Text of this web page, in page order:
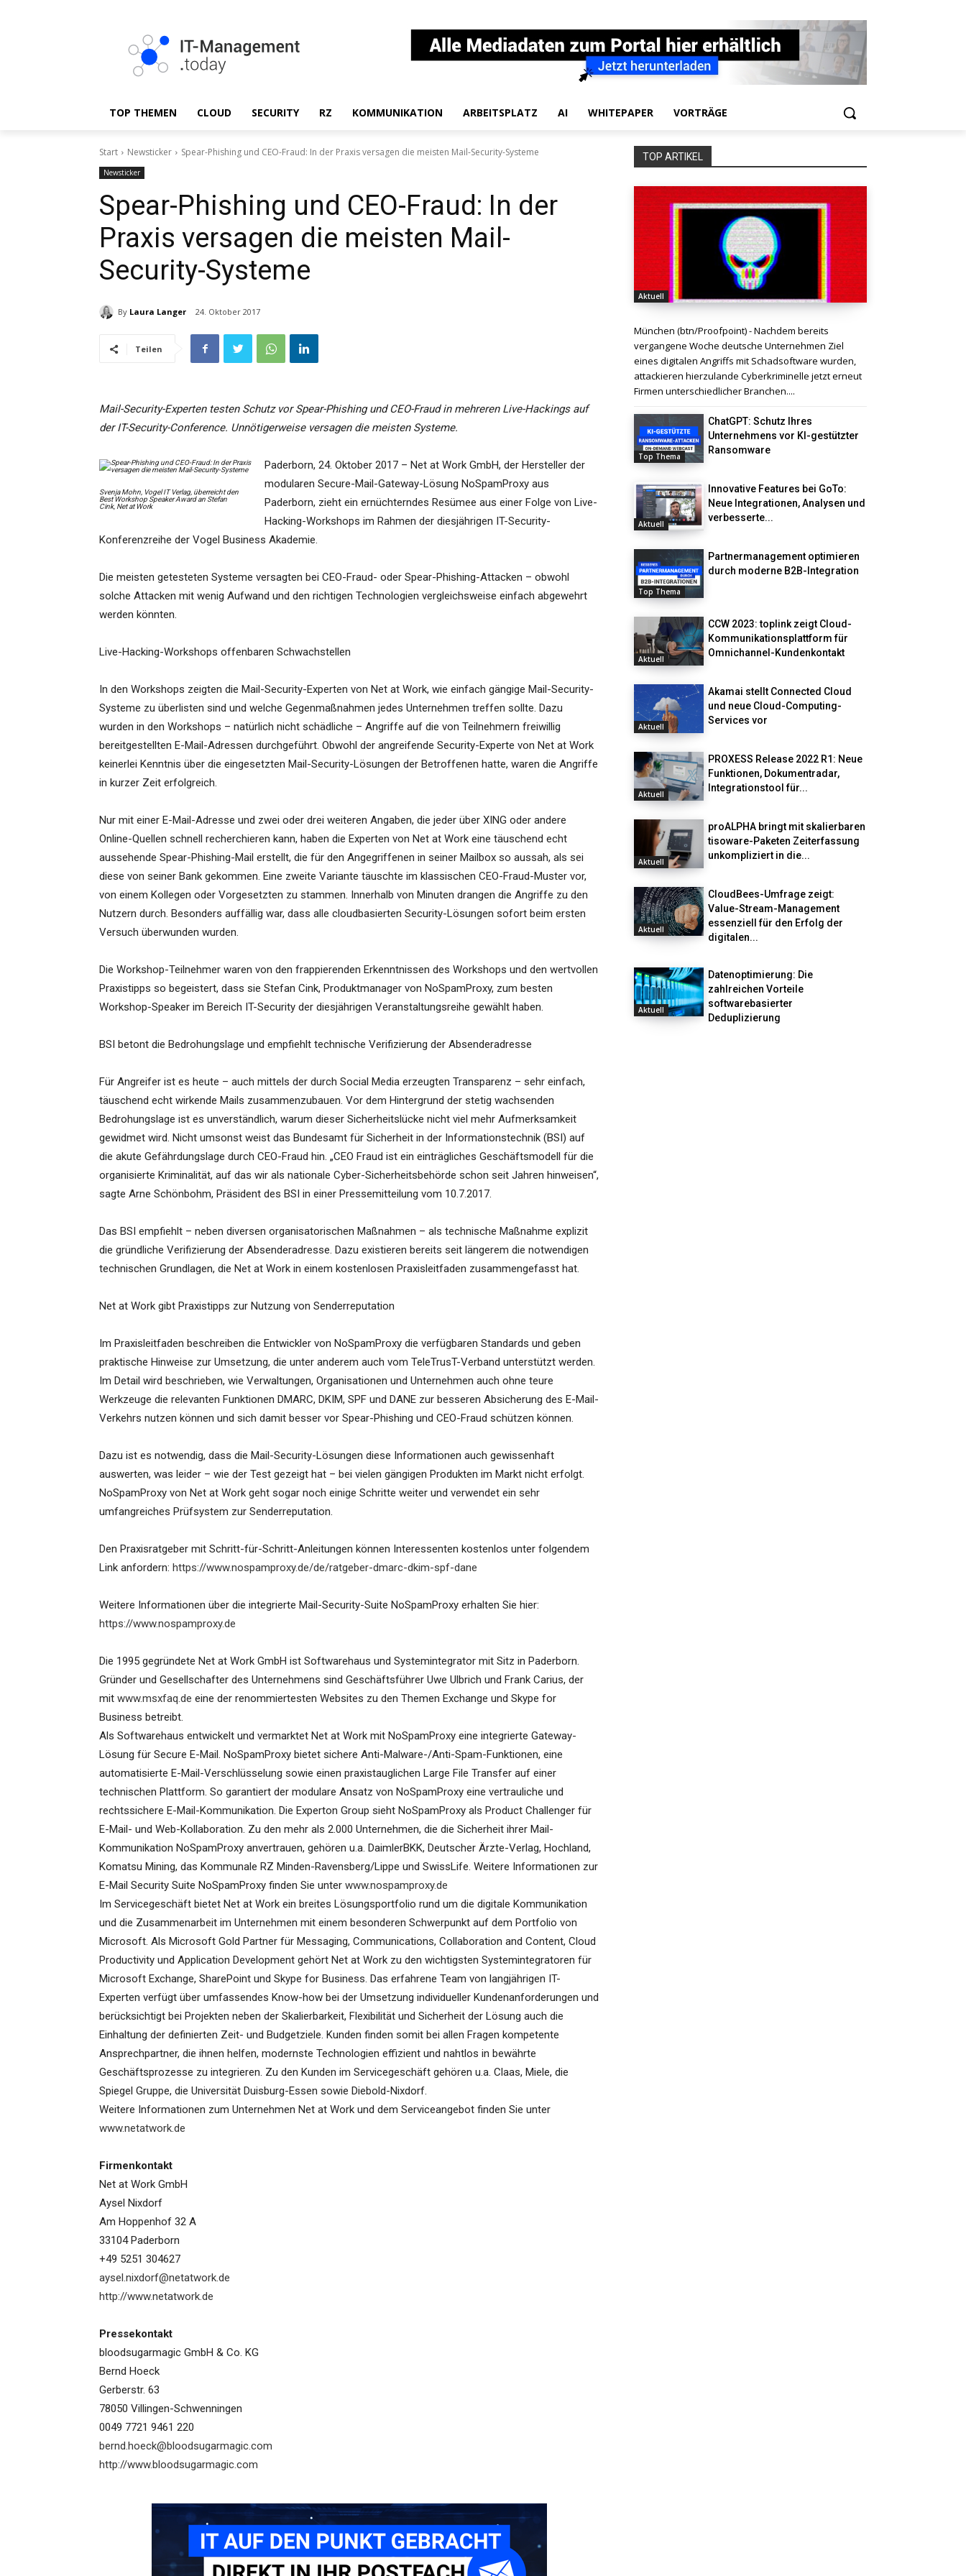
TOP THEMEN CLOUD SECURITY RZ KOMMUNIKATION ARBEITSPLATZ AI WHITEPAPER VORTRÄGE
Start Newsticker Spear-Phishing und CEO-Fraud: In der Praxis versagen die meisten Mail-Security-Systeme
Newsticker
Spear-Phishing und CEO-Fraud: In der
Praxis versagen die meisten Mail-
Security-Systeme
By Laura Langer 24. Oktober 2017
Teilen
Mail-Security-Experten testen Schutz vor Spear-Phishing und CEO-Fraud in mehreren Live-Hackings auf
der IT-Security-Conference. Unnötigerweise versagen die meisten Systeme.
Svenja Mohn, Vogel IT Verlag, überreicht den
Best Workshop Speaker Award an Stefan
Cink, Net at Work
Paderborn, 24. Oktober 2017 – Net at Work GmbH, der Hersteller der
modularen Secure-Mail-Gateway-Lösung NoSpamProxy aus
Paderborn, zieht ein ernüchterndes Resümee aus einer Folge von Live-
Hacking-Workshops im Rahmen der diesjährigen IT-Security-
Konferenzreihe der Vogel Business Akademie.
Die meisten getesteten Systeme versagten bei CEO-Fraud- oder Spear-Phishing-Attacken – obwohl
solche Attacken mit wenig Aufwand und den richtigen Technologien vergleichsweise einfach abgewehrt
werden könnten.
Live-Hacking-Workshops offenbaren Schwachstellen
In den Workshops zeigten die Mail-Security-Experten von Net at Work, wie einfach gängige Mail-Security-
Systeme zu überlisten sind und welche Gegenmaßnahmen jedes Unternehmen treffen sollte. Dazu
wurden in den Workshops – natürlich nicht schädliche – Angriffe auf die von Teilnehmern freiwillig
bereitgestellten E-Mail-Adressen durchgeführt. Obwohl der angreifende Security-Experte von Net at Work
keinerlei Kenntnis über die eingesetzten Mail-Security-Lösungen der Betroffenen hatte, waren die Angriffe
in kurzer Zeit erfolgreich.
Nur mit einer E-Mail-Adresse und zwei oder drei weiteren Angaben, die jeder über XING oder andere
Online-Quellen schnell recherchieren kann, haben die Experten von Net at Work eine täuschend echt
aussehende Spear-Phishing-Mail erstellt, die für den Angegriffenen in seiner Mailbox so aussah, als sei
diese von seiner Bank gekommen. Eine zweite Variante täuschte im klassischen CEO-Fraud-Muster vor,
von einem Kollegen oder Vorgesetzten zu stammen. Innerhalb von Minuten drangen die Angriffe zu den
Nutzern durch. Besonders auffällig war, dass alle cloudbasierten Security-Lösungen sofort beim ersten
Versuch überwunden wurden.
Die Workshop-Teilnehmer waren von den frappierenden Erkenntnissen des Workshops und den wertvollen
Praxistipps so begeistert, dass sie Stefan Cink, Produktmanager von NoSpamProxy, zum besten
Workshop-Speaker im Bereich IT-Security der diesjährigen Veranstaltungsreihe gewählt haben.
BSI betont die Bedrohungslage und empfiehlt technische Verifizierung der Absenderadresse
Für Angreifer ist es heute – auch mittels der durch Social Media erzeugten Transparenz – sehr einfach,
täuschend echt wirkende Mails zusammenzubauen. Vor dem Hintergrund der stetig wachsenden
Bedrohungslage ist es unverständlich, warum dieser Sicherheitslücke nicht viel mehr Aufmerksamkeit
gewidmet wird. Nicht umsonst weist das Bundesamt für Sicherheit in der Informationstechnik (BSI) auf
die akute Gefährdungslage durch CEO-Fraud hin. „CEO Fraud ist ein einträgliches Geschäftsmodell für die
organisierte Kriminalität, auf das wir als nationale Cyber-Sicherheitsbehörde schon seit Jahren hinweisen“,
sagte Arne Schönbohm, Präsident des BSI in einer Pressemitteilung vom 10.7.2017.
Das BSI empfiehlt – neben diversen organisatorischen Maßnahmen – als technische Maßnahme explizit
die gründliche Verifizierung der Absenderadresse. Dazu existieren bereits seit längerem die notwendigen
technischen Grundlagen, die Net at Work in einem kostenlosen Praxisleitfaden zusammengefasst hat.
Net at Work gibt Praxistipps zur Nutzung von Senderreputation
Im Praxisleitfaden beschreiben die Entwickler von NoSpamProxy die verfügbaren Standards und geben
praktische Hinweise zur Umsetzung, die unter anderem auch vom TeleTrusT-Verband unterstützt werden.
Im Detail wird beschrieben, wie Verwaltungen, Organisationen und Unternehmen auch ohne teure
Werkzeuge die relevanten Funktionen DMARC, DKIM, SPF und DANE zur besseren Absicherung des E-Mail-
Verkehrs nutzen können und sich damit besser vor Spear-Phishing und CEO-Fraud schützen können.
Dazu ist es notwendig, dass die Mail-Security-Lösungen diese Informationen auch gewissenhaft
auswerten, was leider – wie der Test gezeigt hat – bei vielen gängigen Produkten im Markt nicht erfolgt.
NoSpamProxy von Net at Work geht sogar noch einige Schritte weiter und verwendet ein sehr
umfangreiches Prüfsystem zur Senderreputation.
Den Praxisratgeber mit Schritt-für-Schritt-Anleitungen können Interessenten kostenlos unter folgendem
Link anfordern: https://www.nospamproxy.de/de/ratgeber-dmarc-dkim-spf-dane
Weitere Informationen über die integrierte Mail-Security-Suite NoSpamProxy erhalten Sie hier:
https://www.nospamproxy.de
Die 1995 gegründete Net at Work GmbH ist Softwarehaus und Systemintegrator mit Sitz in Paderborn.
Gründer und Gesellschafter des Unternehmens sind Geschäftsführer Uwe Ulbrich und Frank Carius, der
mit www.msxfaq.de eine der renommiertesten Websites zu den Themen Exchange und Skype for
Business betreibt.
Als Softwarehaus entwickelt und vermarktet Net at Work mit NoSpamProxy eine integrierte Gateway-
Lösung für Secure E-Mail. NoSpamProxy bietet sichere Anti-Malware-/Anti-Spam-Funktionen, eine
automatisierte E-Mail-Verschlüsselung sowie einen praxistauglichen Large File Transfer auf einer
technischen Plattform. So garantiert der modulare Ansatz von NoSpamProxy eine vertrauliche und
rechtssichere E-Mail-Kommunikation. Die Experton Group sieht NoSpamProxy als Product Challenger für
E-Mail- und Web-Kollaboration. Zu den mehr als 2.000 Unternehmen, die die Sicherheit ihrer Mail-
Kommunikation NoSpamProxy anvertrauen, gehören u.a. DaimlerBKK, Deutscher Ärzte-Verlag, Hochland,
Komatsu Mining, das Kommunale RZ Minden-Ravensberg/Lippe und SwissLife. Weitere Informationen zur
E-Mail Security Suite NoSpamProxy finden Sie unter www.nospamproxy.de
Im Servicegeschäft bietet Net at Work ein breites Lösungsportfolio rund um die digitale Kommunikation
und die Zusammenarbeit im Unternehmen mit einem besonderen Schwerpunkt auf dem Portfolio von
Microsoft. Als Microsoft Gold Partner für Messaging, Communications, Collaboration and Content, Cloud
Productivity und Application Development gehört Net at Work zu den wichtigsten Systemintegratoren für
Microsoft Exchange, SharePoint und Skype for Business. Das erfahrene Team von langjährigen IT-
Experten verfügt über umfassendes Know-how bei der Umsetzung individueller Kundenanforderungen und
berücksichtigt bei Projekten neben der Skalierbarkeit, Flexibilität und Sicherheit der Lösung auch die
Einhaltung der definierten Zeit- und Budgetziele. Kunden finden somit bei allen Fragen kompetente
Ansprechpartner, die ihnen helfen, modernste Technologien effizient und nahtlos in bewährte
Geschäftsprozesse zu integrieren. Zu den Kunden im Servicegeschäft gehören u.a. Claas, Miele, die
Spiegel Gruppe, die Universität Duisburg-Essen sowie Diebold-Nixdorf.
Weitere Informationen zum Unternehmen Net at Work und dem Serviceangebot finden Sie unter
www.netatwork.de
Firmenkontakt
Net at Work GmbH
Aysel Nixdorf
Am Hoppenhof 32 A
33104 Paderborn
+49 5251 304627
aysel.nixdorf@netatwork.de
http://www.netatwork.de
Pressekontakt
bloodsugarmagic GmbH & Co. KG
Bernd Hoeck
Gerberstr. 63
78050 Villingen-Schwenningen
0049 7721 9461 220
bernd.hoeck@bloodsugarmagic.com
http://www.bloodsugarmagic.com
TOP ARTIKEL
Aktuell
München (btn/Proofpoint) - Nachdem bereits
vergangene Woche deutsche Unternehmen Ziel
eines digitalen Angriffs mit Schadsoftware wurden,
attackieren hierzulande Cyberkriminelle jetzt erneut
Firmen unterschiedlicher Branchen....
Top Thema
ChatGPT: Schutz Ihres
Unternehmens vor KI-gestützter
Ransomware
Aktuell
Innovative Features bei GoTo:
Neue Integrationen, Analysen und
verbesserte...
Top Thema
Partnermanagement optimieren
durch moderne B2B-Integration
Aktuell
CCW 2023: toplink zeigt Cloud-
Kommunikationsplattform für
Omnichannel-Kundenkontakt
Aktuell
Akamai stellt Connected Cloud
und neue Cloud-Computing-
Services vor
Aktuell
PROXESS Release 2022 R1: Neue
Funktionen, Dokumentradar,
Integrationstool für...
Aktuell
proALPHA bringt mit skalierbaren
tisoware-Paketen Zeiterfassung
unkompliziert in die...
Aktuell
CloudBees-Umfrage zeigt:
Value-Stream-Management
essenziell für den Erfolg der
digitalen...
Aktuell
Datenoptimierung: Die
zahlreichen Vorteile
softwarebasierter
Deduplizierung